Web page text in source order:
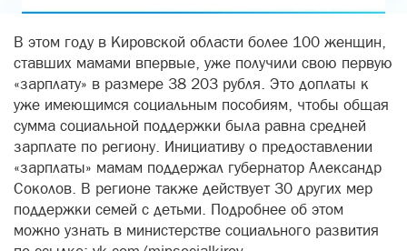
В этом году в Кировской области более 100 женщин,
ставших мамами впервые, уже получили свою первую
«зарплату» в размере 38 203 рубля. Это доплаты к
уже имеющимся социальным пособиям, чтобы общая
сумма социальной поддержки была равна средней
зарплате по региону. Инициативу о предоставлении
«зарплаты» мамам поддержал губернатор Александр
Соколов. В регионе также действует 30 других мер
поддержки семей с детьми. Подробнее об этом
можно узнать в министерстве социального развития